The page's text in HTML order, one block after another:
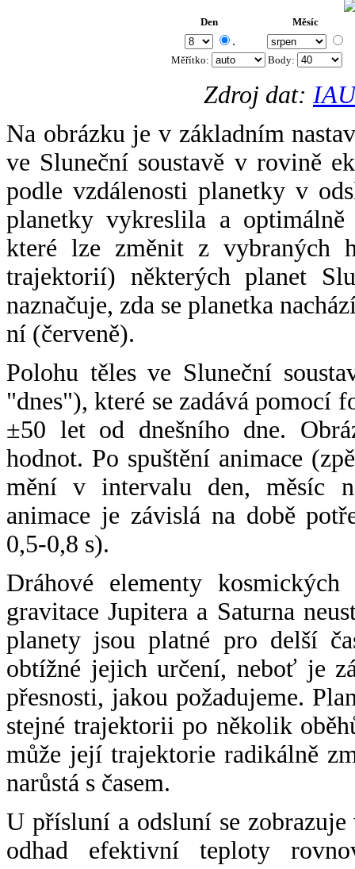
Den Měsíc
.
Měřítko: Body:
Zdroj dat:
Na obrázku je v základním
ve Sluneční soustavě v rovině
podle vzdálenosti planetky v
planetky vykreslila a
které lze změnit z vybraných
trajektorií) některých planet
naznačuje, zda se planetka
ní (červeně).
Polohu těles ve Sluneční
"dnes"), které se zadává pomocí
±50 let od dnešního dne.
hodnot. Po spuštění animace
mění v intervalu den, měsíc
animace je závislá na době
0,5-0,8 s).
Dráhové elementy
gravitace Jupitera a Saturna
planety jsou platné pro delší
obtížné jejich určení, neboť je
přesnosti, jakou požadujeme.
stejné trajektorii po několik
může její trajektorie radikálně
narůstá s časem.
U přísluní a odsluní se
odhad efektivní teploty